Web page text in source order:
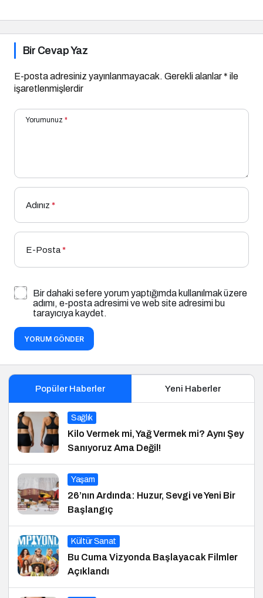
Bir Cevap Yaz
E-posta adresiniz yayınlanmayacak. Gerekli alanlar* ile
işaretlenmişlerdir
Yorumunuz *
Adınız *
E-Posta*
Bir dahaki sefere yorum yaptığımda kullanılmak üzere
adımı, e-posta adresimi ve web site adresimi bu
tarayıcıya kaydet.
YORUM GÖNDER
Popüler Haberler Yeni Haberler
Sağlık
Kilo Vermek mi, Yağ Vermek mi? Aynı Şey
Sanıyoruz Ama Değil!
Yaşam
26’nın Ardında: Huzur, Sevgi ve Yeni Bir
Başlangıç
Kültür Sanat
Bu Cuma Vizyonda Başlayacak Filmler
Açıklandı